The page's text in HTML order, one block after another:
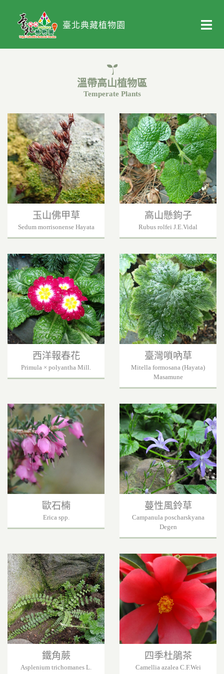
臺北典藏植物園
溫帶高山植物區
Temperate Plants
玉山佛甲草
Sedum morrisonense Hayata
高山懸鉤子
Rubus rolfei J.E.Vidal
西洋報春花
Primula × polyantha Mill.
臺灣嗩吶草
Mitella formosana (Hayata)
Masamune
歐石楠
Erica spp.
蔓性風鈴草
Campanula poscharskyana
Degen
鐵角蕨
Asplenium trichomanes L.
四季杜鵑茶
Camellia azalea C.F.Wei